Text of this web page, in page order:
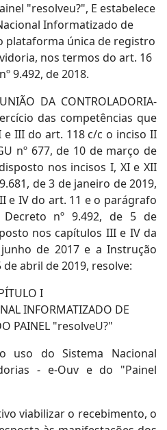
"resolveu?", E estabelece
Informatizado de
plataforma única de registro
nos termos do art. 16
9.492, de 2018.
DA CONTROLADORIA-
das competências que
III do art. 118 c/c o inciso II
nº 677, de 10 de março de
nos incisos I, XI e XII
de 3 de janeiro de 2019,
e IV do art. 11 e o parágrafo
nº 9.492, de 5 de
nos capítulos III e IV da
de 2017 e a Instrução
de abril de 2019, resolve:
I
INFORMATIZADO DE
PAINEL "resolveU?"
uso do Sistema Nacional
- e-Ouv e do "Painel
viabilizar o recebimento, o